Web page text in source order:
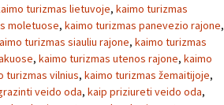
turizmas lietuvoje, kaimo turizmas
moletuose, kaimo turizmas panevezio rajone,
turizmas siauliu rajone, kaimo turizmas
, kaimo turizmas utenos rajone, kaimo
turizmas vilnius, kaimo turizmas žemaitijoje,
veido oda, kaip priziureti veido oda,